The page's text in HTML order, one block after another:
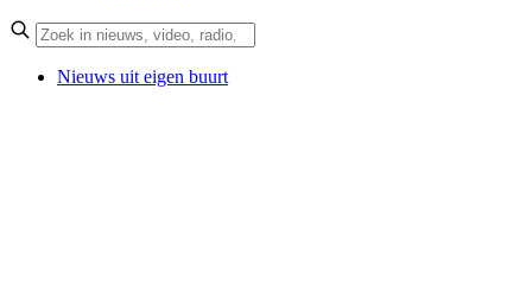
Nieuws uit eigen buurt